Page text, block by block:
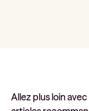
Allez plus loin